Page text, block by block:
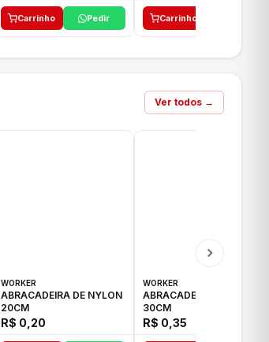
Carrinho Pedir Carrinho
Ver todos →
WORKER
ABRACADEIRA DE NYLON
20CM
R$ 0,20
WORKER
ABRACADEIRA DE NYLON
30CM
R$ 0,35